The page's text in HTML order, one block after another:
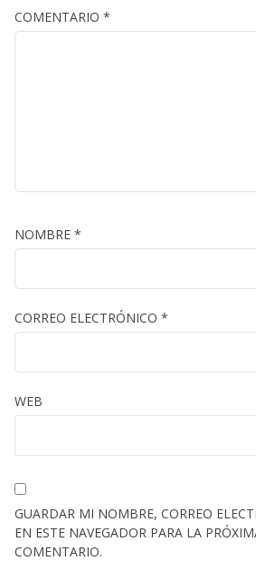
COMENTARIO *
NOMBRE *
CORREO ELECTRÓNICO *
WEB
GUARDAR MI NOMBRE, CORREO
EN ESTE NAVEGADOR PARA LA
COMENTARIO.